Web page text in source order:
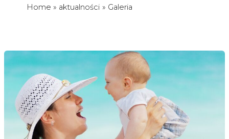
Home aktualności Galeria